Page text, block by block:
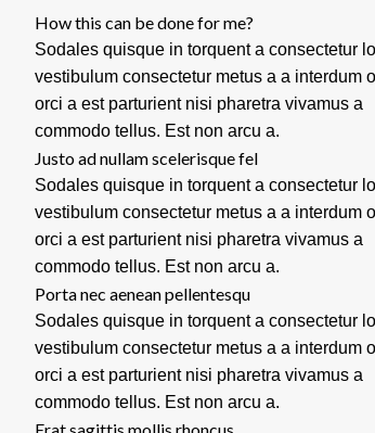
How this can be done for me?
Sodales quisque in torquent a consectetur
vestibulum consectetur metus a a interdum
orci a est parturient nisi pharetra vivamus a
commodo tellus. Est non arcu a.
Justo ad nullam scelerisque fel
Sodales quisque in torquent a consectetur
vestibulum consectetur metus a a interdum
orci a est parturient nisi pharetra vivamus a
commodo tellus. Est non arcu a.
Porta nec aenean pellentesqu
Sodales quisque in torquent a consectetur
vestibulum consectetur metus a a interdum
orci a est parturient nisi pharetra vivamus a
commodo tellus. Est non arcu a.